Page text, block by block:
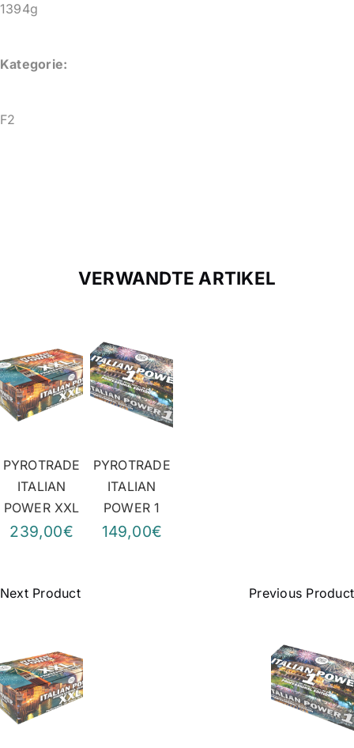
1394g
Kategorie:
F2
VERWANDTE ARTIKEL
PYROTRADE
ITALIAN
POWER XXL
239,00€
PYROTRADE
ITALIAN
POWER 1
149,00€
Next Product Previous Product